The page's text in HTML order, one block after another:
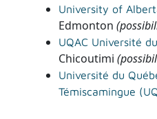
University of
Edmonton
UQAC Université
Chicoutimi
Université du
Témiscamingue